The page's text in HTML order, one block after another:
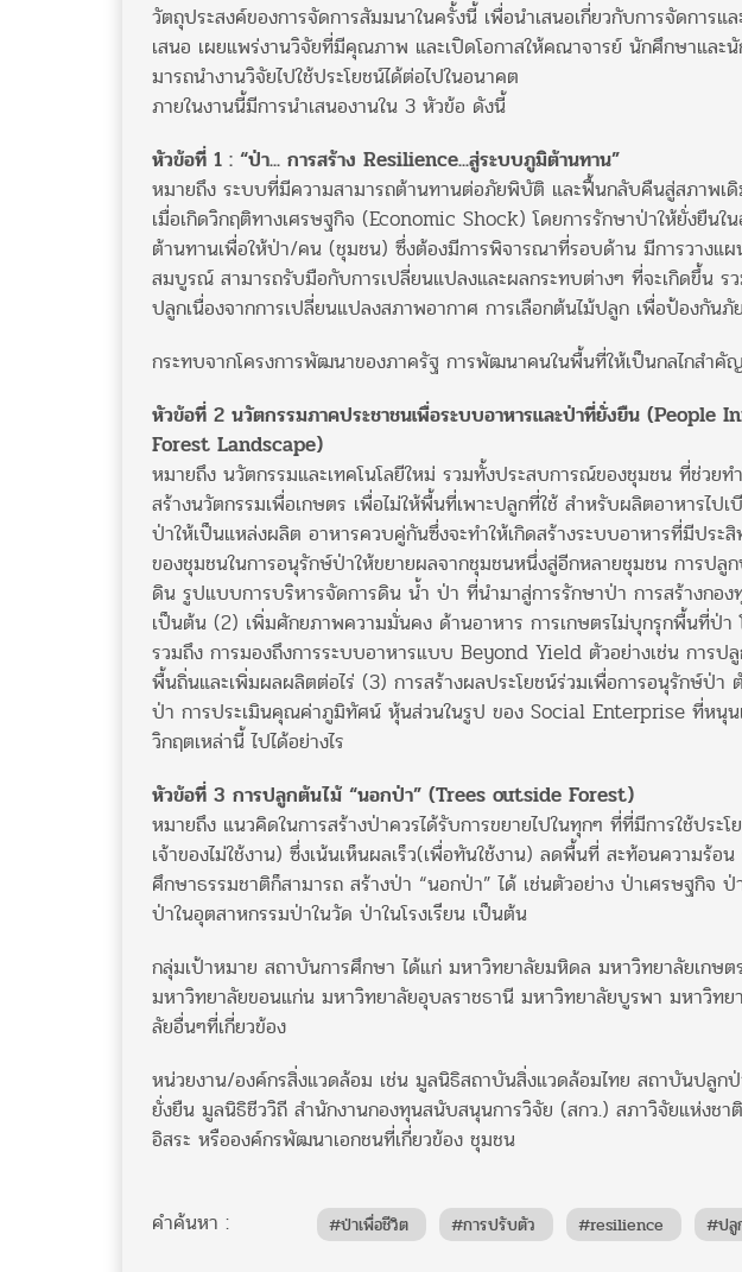
วัตถุประสงค์ของการจัดการสัมมนาในครั้งนี้ เพื่อนําเสนอเกี่ยวกับการจัดการ
เสนอ เผยแพร่งานวิจัยที่มีคุณภาพ และเปิดโอกาสให้คณาจารย์ นักศึกษาแล
มารถนํางานวิจัยไปใช้ประโยชน์ได้ต่อไปในอนาคต
ภายในงานนี้มีการนำเสนองานใน 3 หัวข้อ ดังนี้
หัวข้อที่ 1 : “ป่า... การสร้าง Resilience...สู่ระบบภูมิต้านทาน”
หมายถึง ระบบที่มีความสามารถต้านทานต่อภัยพิบัติ และฟื้นกลับคืนสู่สภาพเ
เมื่อเกิดวิกฤติทางเศรษฐกิจ (Economic Shock) โดยการรักษาป่าให้ยั่งยืน
ต้านทานเพื่อให้ป่า/คน (ชุมชน) ซึ่งต้องมีการพิจารณาที่รอบด้าน มีการวางแผ
สมบูรณ์ สามารถรับมือกับการเปลี่ยนแปลงและผลกระทบต่างๆ ที่จะเกิดขึ้น
ปลูกเนื่องจากการเปลี่ยนแปลงสภาพอากาศ การเลือกต้นไม้ปลูก เพื่อป้องกัน
กระทบจากโครงการพัฒนาของภาครัฐ การพัฒนาคนในพื้นที่ให้เป็นกลไกสําคั
หัวข้อที่ 2 นวัตกรรมภาคประชาชนเพื่อระบบอาหารและป่าที่ยั่งยืน
Forest Landscape)
หมายถึง นวัตกรรมและเทคโนโลยีใหม่ รวมทั้งประสบการณ์ของชุมชน ที่ช่วยทํ
สร้างนวัตกรรมเพื่อเกษตร เพื่อไม่ให้พื้นที่เพาะปลูกที่ใช้ สําหรับผลิตอาหารไ
ป่าให้เป็นแหล่งผลิต อาหารควบคู่กันซึ่งจะทําให้เกิดสร้างระบบอาหารที่มีป
ของชุมชนในการอนุรักษ์ป่าให้ขยายผลจากชุมชนหนึ่งสู่อีกหลายชุมชน การปลู
ดิน รูปแบบการบริหารจัดการดิน น้ำ ป่า ที่นํามาสู่การรักษาป่า การสร้างกอ
เป็นต้น (2) เพิ่มศักยภาพความมั่นคง ด้านอาหาร การเกษตรไม่บุกรุกพื้นที่ป่
รวมถึง การมองถึงการระบบอาหารแบบ Beyond Yield ตัวอย่างเช่น การ
พื้นถิ่นและเพิ่มผลผลิตต่อไร่ (3) การสร้างผลประโยชน์ร่วมเพื่อการอนุรักษ์ป่า
ป่า การประเมินคุณค่าภูมิทัศน์ หุ้นส่วนในรูป ของ Social Enterprise ที่หนุน
วิกฤตเหล่านี้ ไปได้อย่างไร
หัวข้อที่ 3 การปลูกต้นไม้ “นอกป่า” (Trees outside Forest)
หมายถึง แนวคิดในการสร้างป่าควรได้รับการขยายไปในทุกๆ ที่ที่มีการใช้ปร
เจ้าของไม่ใช้งาน) ซึ่งเน้นเห็นผลเร็ว(เพื่อทันใช้งาน) ลดพื้นที่ สะท้อนความร้
ศึกษาธรรมชาติก็สามารถ สร้างป่า “นอกป่า” ได้ เช่นตัวอย่าง ป่าเศรษฐกิจ
ป่าในอุตสาหกรรมป่าในวัด ป่าในโรงเรียน เป็นต้น
กลุ่มเป้าหมาย สถาบันการศึกษา ได้แก่ มหาวิทยาลัยมหิดล มหาวิทยาลัยเกษ
มหาวิทยาลัยขอนแก่น มหาวิทยาลัยอุบลราชธานี มหาวิทยาลัยบูรพา มหาวิท
ลัยอื่นๆที่เกี่ยวข้อง
หน่วยงาน/องค์กรสิ่งแวดล้อม เช่น มูลนิธิสถาบันสิ่งแวดล้อมไทย สถาบันปลู
ยั่งยืน มูลนิธิชีววิถี สํานักงานกองทุนสนับสนุนการวิจัย (สกว.) สภาวิจัยแห่งชา
อิสระ หรือองค์กรพัฒนาเอกชนที่เกี่ยวข้อง ชุมชน
คำค้นหา : #ป่าเพื่อชีวิต #การปรับตัว #resilience #ปลู